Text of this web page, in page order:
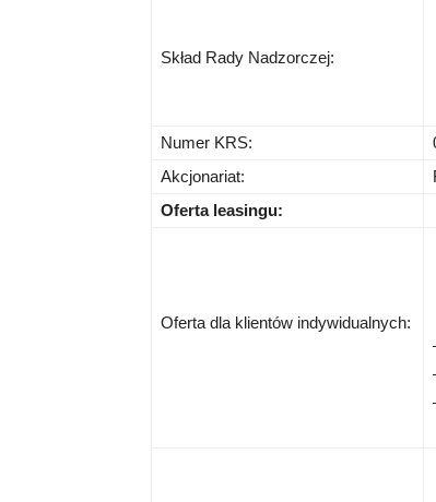
Skład Rady Nadzorczej:
Numer KRS:
Akcjonariat:
Oferta leasingu:
Oferta dla klientów indywidualnych: